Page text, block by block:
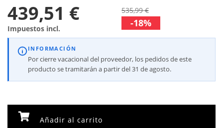
439,51 €
Impuestos incl.
535,99 €
-18%
INFORMACIÓN
Por cierre vacacional del proveedor, los pedidos de este
producto se tramitarán a partir del 31 de agosto.
Añadir al carrito